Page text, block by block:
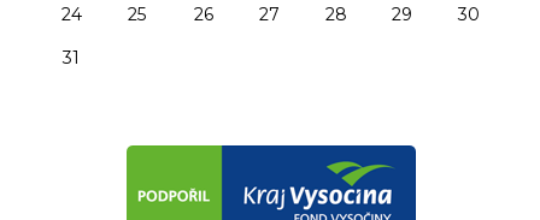
24
25 26 27 28 29
30
31